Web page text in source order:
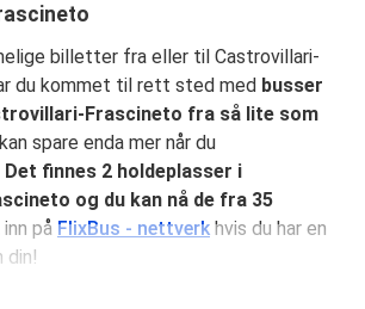
billetter fra eller til Castrovillari-
du kommet til rett sted med busser
Frascineto fra så lite som
spare enda mer når du
Det finnes 2 holdeplasser i
og du kan nå de fra 35
inn på FlixBus - nettverk hvis du har en
din!